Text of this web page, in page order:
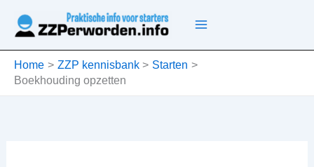
naar
inhoud
Home ZZP kennisbank
Starten
Boekhouding opzetten